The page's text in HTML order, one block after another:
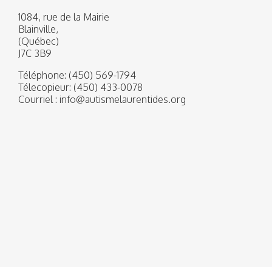
1084, rue de la Mairie
Blainville,
(Québec)
J7C 3B9
Téléphone: (450) 569-1794
Télecopieur: (450) 433-0078
Courriel : info@autismelaurentides.org